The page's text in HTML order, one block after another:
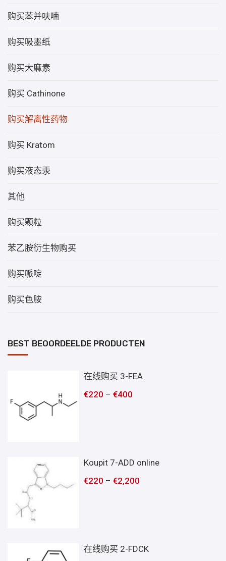
购买苯并呋喃
购买吸墨纸
购买大麻素
购买 Cathinone
购买解离性药物
购买 Kratom
购买液态汞
其他
购买颗粒
苯乙胺衍生物购买
购买哌啶
购买色胺
BEST BEOORDEELDE PRODUCTEN
在线购买 3-FEA
€220 –€400
Koupit 7-ADD online
€220 –€2,200
在线购买 2-FDCK